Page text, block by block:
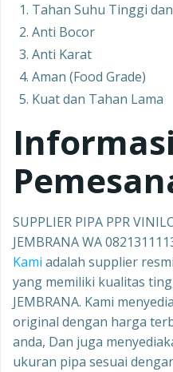
Tahan Suhu Tinggi
Anti Bocor
Anti Karat
Aman (Food Grade)
Kuat dan Tahan Lama
Informasi
SUPPLIER PIPA PPR
JEMBRANA WA
Kami adalah supplier
yang memiliki kualitas
JEMBRANA. Kami
original dengan harga
anda, Dan juga
ukuran pipa sesuai